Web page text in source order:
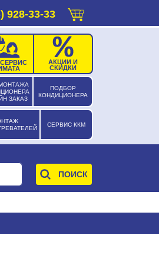
928-33-33
ЗАКАЗ
ПОДБОР
КОНДИЦИОНЕРА
СЕРВИС ККМ
АКЦИИ И
СКИДКИ